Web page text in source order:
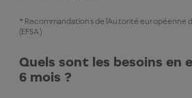
* Recommandations de l’Autorité européenne
(EFSA)
Quels sont les besoins en
6 mois ?